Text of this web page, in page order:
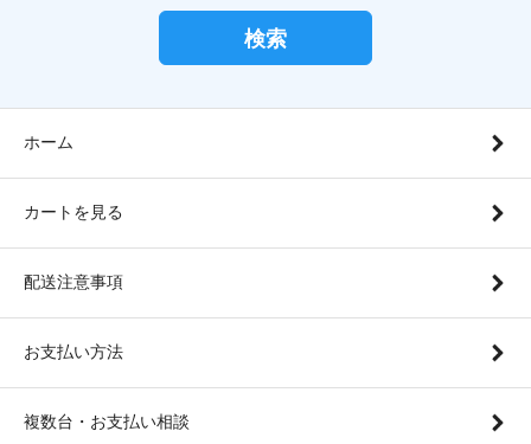
検索
ホーム
カートを見る
配送注意事項
お支払い方法
複数台・お支払い相談